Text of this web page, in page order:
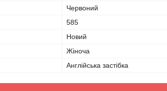
Червоний
585
Новий
Жіноча
Англійська застібка